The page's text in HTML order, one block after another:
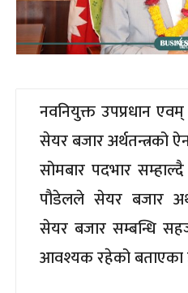
नवनियुक्त उपप्रधान एवम्
सेयर बजार अर्थतन्त्रको
सोमबार पदभार सम्हाल्दै
पौडेलले सेयर बजार
सेयर बजार सम्बन्धि
आवश्यक रहेको बताएका